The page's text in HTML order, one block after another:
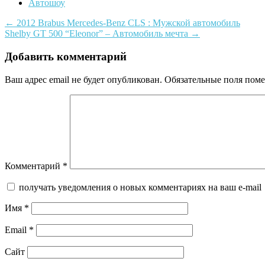
Автошоу
Post
navigation
← 2012 Brabus Mercedes-Benz CLS : Мужской автомобиль
Shelby GT 500 “Eleonor” – Автомобиль мечта →
Добавить комментарий
Ваш адрес email не будет опубликован. Обязательные поля
Комментарий *
получать уведомления о новых комментариях на ваш e-mail
Имя *
Email *
Сайт